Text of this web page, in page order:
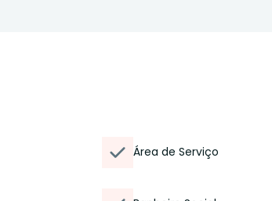
Área de Serviço